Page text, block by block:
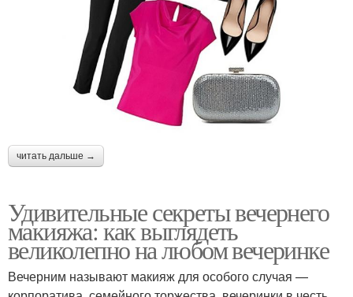
читать дальше →
Удивительные секреты вечернего
макияжа: как выглядеть
великолепно на любом вечеринке
Вечерним называют макияж для особого случая —